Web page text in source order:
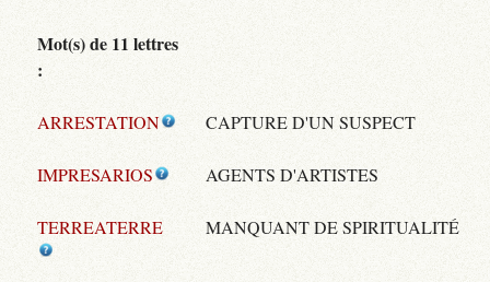
Mot(s) de 11 lettres
:
ARRESTATION CAPTURE D'UN SUSPECT
IMPRESARIOS AGENTS D'ARTISTES
TERREATERRE MANQUANT DE SPIRITUALITÉ